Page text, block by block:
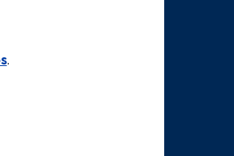
.